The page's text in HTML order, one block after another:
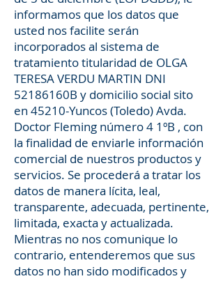
informamos que los datos que
usted nos facilite serán
incorporados al sistema de
tratamiento titularidad de OLGA
TERESA VERDU MARTIN DNI
52186160B y domicilio social sito
en 45210-Yuncos (Toledo) Avda.
Doctor Fleming número 4 1ºB , con
la finalidad de enviarle información
comercial de nuestros productos y
servicios. Se procederá a tratar los
datos de manera lícita, leal,
transparente, adecuada, pertinente,
limitada, exacta y actualizada.
Mientras no nos comunique lo
contrario, entenderemos que sus
datos no han sido modificados y